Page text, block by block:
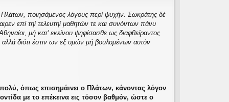
Πλάτων, ποιησάμενος λόγους περί ψυχήν. Σωκράτης δέ
επί τηί τελευτηί μαθητών τε και συνόντων πάνυ
μή κατ' εκείνου ψηφίσασθε ως διαφθείραντος
αλλά διότι έστιν ων εξ υμών μή βουλομένων αυτόν
πολύ, όπως επισημάινει ο Πλάτων, κάνοντας λόγον
με το επέκεινα εις τόσον βαθμόν, ώστε ο